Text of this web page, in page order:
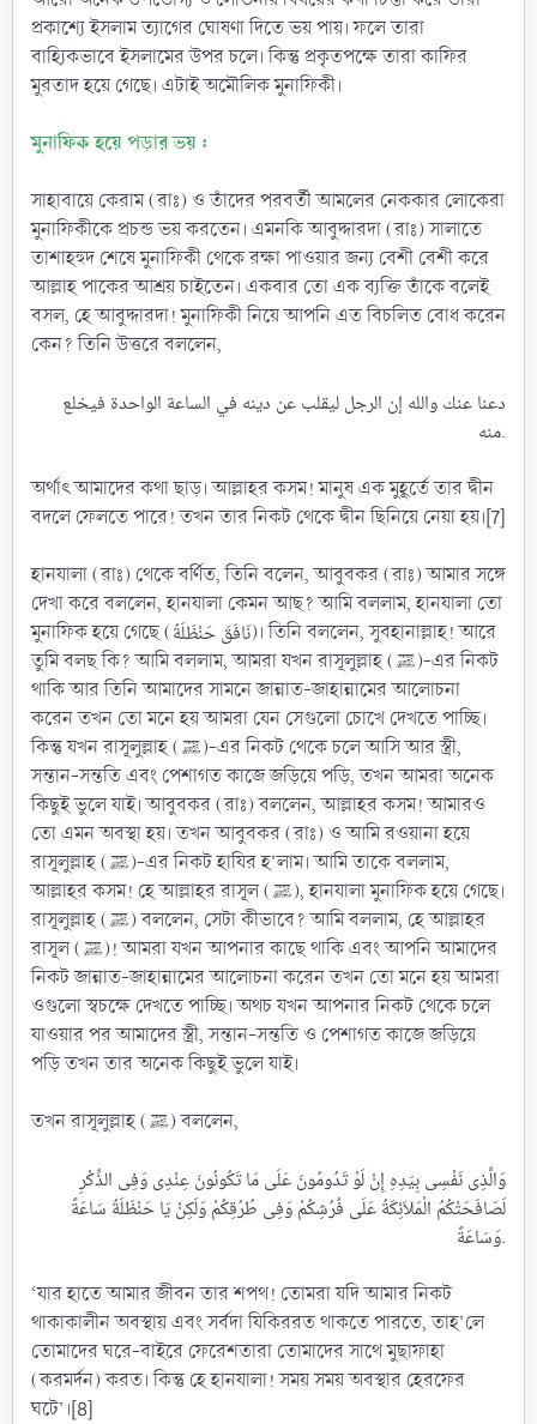
প্রকাশ্যে ইসলাম ত্যাগের ঘোষণা দিতে ভয় পায়। ফলে তারা
বাহ্যিকভাবে ইসলামের উপর চলে। কিন্তু প্রকৃতপক্ষে তারা কাফির
মুরতাদ হয়ে গেছে। এটাই অমৌলিক মুনাফিকী।
মুনাফিক হয়ে পড়ার ভয় :
সাহাবায়ে কেরাম (রাঃ) ও তাঁদের পরবর্তী আমলের নেককার লোকেরা
মুনাফিকীকে প্রচন্ড ভয় করতেন। এমনকি আবুদ্দারদা (রাঃ) সালাতে
তাশাহহুদ শেষে মুনাফিকী থেকে রক্ষা পাওয়ার জন্য বেশী বেশী করে
আল্লাহ পাকের আশ্রয় চাইতেন। একবার তো এক ব্যক্তি তাঁকে বলেই
বসল, হে আবুদ্দারদা! মুনাফিকী নিয়ে আপনি এত বিচলিত বোধ করেন
কেন? তিনি উত্তরে বললেন,
دعنا عنك والله إن الرجل ليقلب عن دينه في الساعة الواحدة فيخلع
منه.​
অর্থাৎ আমাদের কথা ছাড়। আল্লাহর কসম! মানুষ এক মুহূর্তে তার দ্বীন
বদলে ফেলতে পারে! তখন তার নিকট থেকে দ্বীন ছিনিয়ে নেয়া হয়।[7]
হানযালা (রাঃ) থেকে বর্ণিত, তিনি বলেন, আবুবকর (রাঃ) আমার সঙ্গে
দেখা করে বললেন, হানযালা কেমন আছ? আমি বললাম, হানযালা তো
মুনাফিক হয়ে গেছে (نَافَقَ حَنْظَلَةُ)। তিনি বললেন, সুবহানাল্লাহ! আরে
তুমি বলছ কি? আমি বললাম, আমরা যখন রাসূলুল্লাহ (ﷺ)-এর নিকট
থাকি আর তিনি আমাদের সামনে জান্নাত-জাহান্নামের আলোচনা
করেন তখন তো মনে হয় আমরা যেন সেগুলো চোখে দেখতে পাচ্ছি।
কিন্তু যখন রাসূলুল্লাহ (ﷺ)-এর নিকট থেকে চলে আসি আর স্ত্রী,
সন্তান-সন্ততি এবং পেশাগত কাজে জড়িয়ে পড়ি, তখন আমরা অনেক
কিছুই ভুলে যাই। আবুবকর (রাঃ) বললেন, আল্লাহর কসম! আমারও
তো এমন অবস্থা হয়। তখন আবুবকর (রাঃ) ও আমি রওয়ানা হয়ে
রাসূলুল্লাহ (ﷺ)-এর নিকট হাযির হ’লাম। আমি তাকে বললাম,
আল্লাহর কসম! হে আল্লাহর রাসূল (ﷺ), হানযালা মুনাফিক হয়ে গেছে।
রাসূলুল্লাহ (ﷺ) বললেন, সেটা কীভাবে? আমি বললাম, হে আল্লাহর
রাসূল (ﷺ)! আমরা যখন আপনার কাছে থাকি এবং আপনি আমাদের
নিকট জান্নাত-জাহান্নামের আলোচনা করেন তখন তো মনে হয় আমরা
ওগুলো স্বচক্ষে দেখতে পাচ্ছি। অথচ যখন আপনার নিকট থেকে চলে
যাওয়ার পর আমাদের স্ত্রী, সন্তান-সন্ততি ও পেশাগত কাজে জড়িয়ে
পড়ি তখন তার অনেক কিছুই ভুলে যাই।
তখন রাসূলুল্লাহ (ﷺ) বললেন,
وَالَّذِى نَفْسِى بِيَدِهِ إِنْ لَوْ تَدُومُونَ عَلَى مَا تَكُونُونَ عِنْدِى وَفِى الذِّكْرِ
لَصَافَحَتْكُمُ الْمَلاَئِكَةُ عَلَى فُرُشِكُمْ وَفِى طُرُقِكُمْ وَلَكِنْ يَا حَنْظَلَةُ سَاعَةً
وَسَاعَةً.​
‘যার হাতে আমার জীবন তার শপথ! তোমরা যদি আমার নিকট
থাকাকালীন অবস্থায় এবং সর্বদা যিকিররত থাকতে পারতে, তাহ’লে
তোমাদের ঘরে-বাইরে ফেরেশতারা তোমাদের সাথে মুছাফাহা
(করমর্দন) করত। কিন্তু হে হানযালা! সময় সময় অবস্থার হেরফের
ঘটে’।[8]